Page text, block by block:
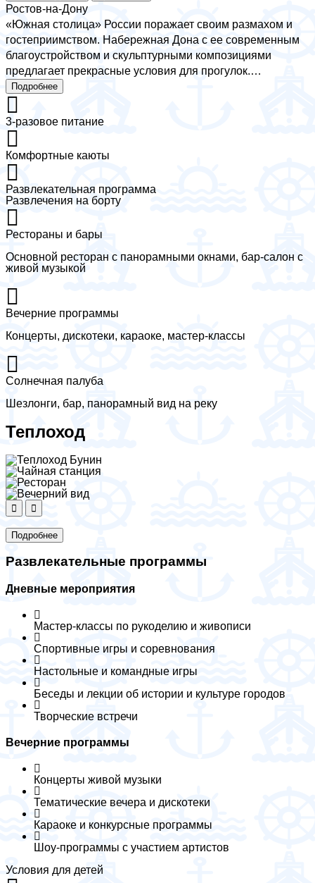
Ростов-на-Дону
«Южная столица» России поражает своим размахом и
гостеприимством. Набережная Дона с ее современным
благоустройством и скульптурными композициями
предлагает прекрасные условия для прогулок.
Театральная площадь с уникальным зданием
драмтеатра, напоминающим гусеничный трактор,
является архитектурным символом города. Пушкинская
улица с исторической застройкой и современными арт-
объектами создает особую атмосферу. Местные
рестораны знакомят с богатыми гастрономическими
традициями Дона. Особого внимания заслуживает парк
имени Горького с его тенистыми аллеями и Ростовский
собор Рождества Пресвятой Богородицы — один из
самых красивых храмов юга России.
Подробнее
3-разовое питание
Комфортные каюты
Развлекательная программа
Развлечения на борту
Рестораны и бары
Основной ресторан с панорамными окнами, бар-салон с
живой музыкой
Вечерние программы
Концерты, дискотеки, караоке, мастер-классы
Солнечная палуба
Шезлонги, бар, панорамный вид на реку
Теплоход
Подробнее
Развлекательные программы
Дневные мероприятия
Мастер-классы по рукоделию и живописи
Спортивные игры и соревнования
Настольные и командные игры
Беседы и лекции об истории и культуре городов
Творческие встречи
Вечерние программы
Концерты живой музыки
Тематические вечера и дискотеки
Караоке и конкурсные программы
Шоу-программы с участием артистов
Условия для детей